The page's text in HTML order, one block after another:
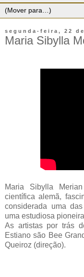
segunda-feira, 22
Maria Sibylla
Maria Sibylla
científica alemã,
considerada uma
uma estudiosa
As artistas por trás
Estiano são Bee
Queiroz (direção).